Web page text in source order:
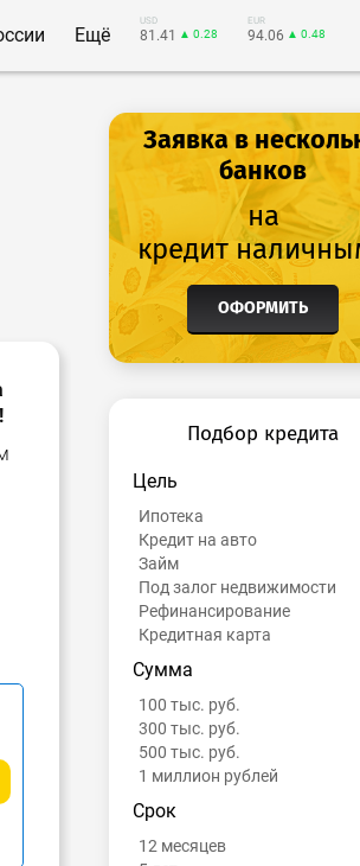
Ещё
USD
81.41 ▲ 0.28
EUR
94.06 ▲ 0.48
Заявка в
банков
на
кредит
ОФОРМИТЬ
Подбор кредита
Цель
Ипотека
Кредит на авто
Займ
Под залог недвижимости
Рефинансирование
Кредитная карта
Сумма
100 тыс. руб.
300 тыс. руб.
500 тыс. руб.
1 миллион рублей
Срок
12 месяцев